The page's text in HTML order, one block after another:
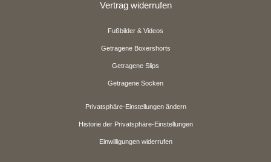
Vertrag widerrufen
Fußbilder & Videos
Getragene Boxershorts
Getragene Slips
Getragene Socken
Privatsphäre-Einstellungen ändern
Historie der Privatsphäre-Einstellungen
Einwilligungen widerrufen